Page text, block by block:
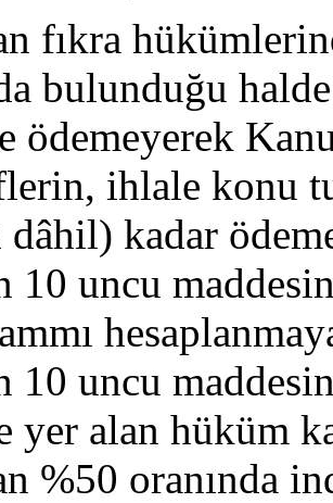
fıkra
bulunduğu
ödemeyerek
ihlale konu
kadar
10 uncu
10 uncu
yer alan hüküm
%50 oranında